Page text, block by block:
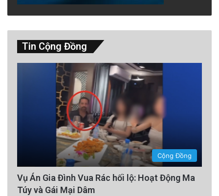
Tin Cộng Đồng
Cộng Đồng
Vụ Án Gia Đình Vua Rác hối lộ: Hoạt Động Ma
Túy và Gái Mại Dâm